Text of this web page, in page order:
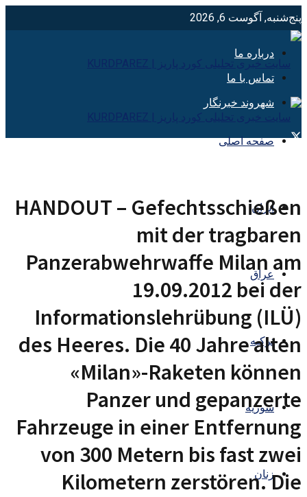
پنج‌شنبه, آگوست 6, 2026
درباره ما
تماس با ما
شهروند خبرنگار
صفحه اصلی
ایران
عراق
ترکیه
سوریه
زنان
HANDOUT – Gefechtsschießen
mit der tragbaren
Panzerabwehrwaffe Milan am
19.09.2012 bei der
Informationslehrübung (ILÜ)
des Heeres. Die 40 Jahre alten
«Milan»-Raketen können
Panzer und gepanzerte
Fahrzeuge in einer Entfernung
von 300 Metern bis fast zwei
Kilometern zerstören. Die